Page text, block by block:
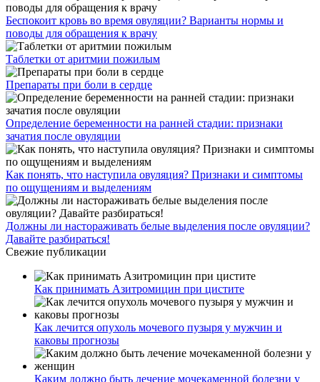
Беспокоит кровь во время овуляции? Варианты нормы и
поводы для обращения к врачу
Таблетки от аритмии пожилым
Препараты при боли в сердце
Определение беременности на ранней стадии: признаки
зачатия после овуляции
Как понять, что наступила овуляция? Признаки и симптомы
по ощущениям и выделениям
Должны ли настораживать белые выделения после овуляции?
Давайте разбираться!
Свежие публикации
Как принимать Азитромицин при цистите
Как лечится опухоль мочевого пузыря у мужчин и
каковы прогнозы
Каким должно быть лечение мочекаменной болезни у